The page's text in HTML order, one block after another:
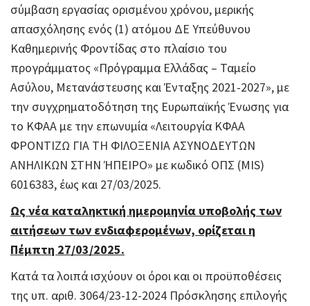
σύμβαση εργασίας ορισμένου χρόνου, μερικής
απασχόλησης ενός (1) ατόμου ΔΕ Υπεύθυνου
Καθημερινής Φροντίδας στο πλαίσιο του
προγράμματος «Πρόγραμμα Ελλάδας – Ταμείο
Ασύλου, Μετανάστευσης και Ένταξης 2021-2027», με
την συγχρηματοδότηση της Ευρωπαϊκής Ένωσης για
το ΚΦΑΑ με την επωνυμία «Λειτουργία ΚΦΑΑ
ΦΡΟΝΤΙΖΩ ΓΙΑ ΤΗ ΦΙΛΟΞΕΝΙΑ ΑΣΥΝΟΔΕΥΤΩΝ
ΑΝΗΛΙΚΩΝ ΣΤΗΝ ΉΠΕΙΡΟ» με κωδικό ΟΠΣ (MIS)
6016383, έως και 27/03/2025.
Ως νέα καταληκτική ημερομηνία υποβολής των
αιτήσεων των ενδιαφερομένων, ορίζεται η
Πέμπτη 27/03/2025.
Κατά τα λοιπά ισχύουν οι όροι και οι προϋποθέσεις
της υπ. αριθ. 3064/23-12-2024 Πρόσκλησης επιλογής